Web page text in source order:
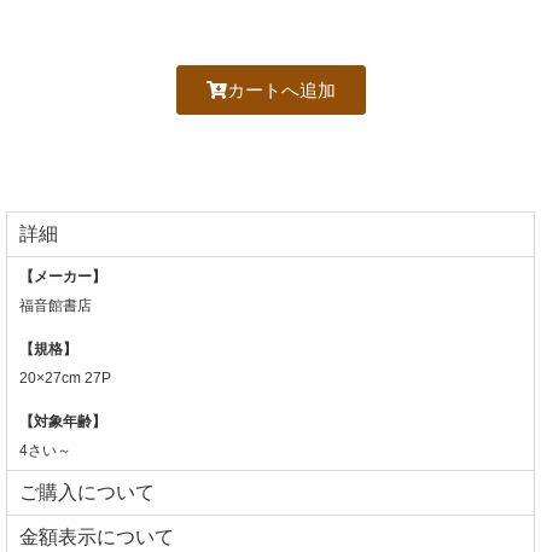
カートへ追加
詳細
【メーカー】
福音館書店
【規格】
20×27cm 27P
【対象年齢】
4さい～
ご購入について
⾦額表⽰について